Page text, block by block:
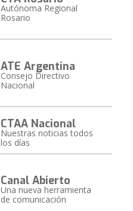
Autónoma Regional
Rosario
ATE Argentina
Consejo Directivo
Nacional
CTAA Nacional
Nuestras noticias todos
los días
Canal Abierto
Una nueva herramienta
de comunicación